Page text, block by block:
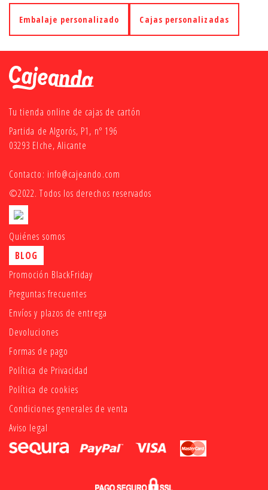
Embalaje personalizado Cajas personalizadas
Tu tienda online de cajas de cartón
Partida de Algorós, P1, nº 196
03293 Elche, Alicante
Contacto: info@cajeando.com
©2022. Todos los derechos reservados
Quiénes somos
BLOG
Promoción BlackFriday
Preguntas frecuentes
Envíos y plazos de entrega
Devoluciones
Formas de pago
Política de Privacidad
Política de cookies
Condiciones generales de venta
Aviso legal